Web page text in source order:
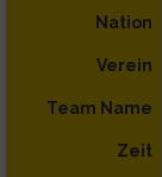
Nation
Verein
Team Name
Zeit